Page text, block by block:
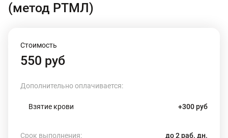
(метод РТМЛ)
Стоимость
550 руб
Дополнительно оплачивается:
Взятие крови +300 руб
Срок выполнения: до 2 раб. дн.